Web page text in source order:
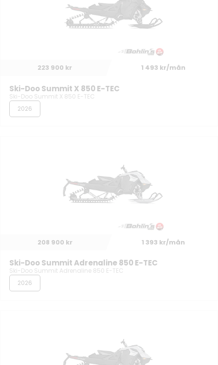
223 900 kr 1 493 kr/mån
Ski-Doo Summit X 850 E-TEC
Ski-Doo Summit X 850 E-TEC
2026
208 900 kr 1 393 kr/mån
Ski-Doo Summit Adrenaline 850 E-TEC
Ski-Doo Summit Adrenaline 850 E-TEC
2026